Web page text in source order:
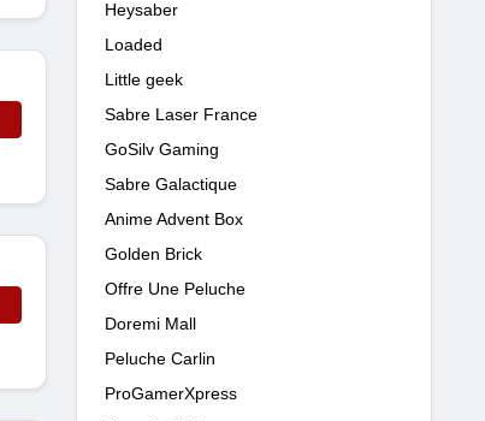
Heysaber
Loaded
Little geek
Sabre Laser France
GoSilv Gaming
Sabre Galactique
Anime Advent Box
Golden Brick
Offre Une Peluche
Doremi Mall
Peluche Carlin
ProGamerXpress